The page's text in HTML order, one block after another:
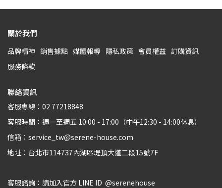
關於我們
品牌精神 銷售據點 媒體報導 隱私政策 會員權益 訂購資訊
服務條款
聯絡資訊
客服專線：02 77218848
客服時間：週一至週五 10:00 - 17:00（中午12:30 - 14:00休息）
信箱：service_tw@serene-house.com
地址：台北市114737內湖區堤頂大道二段15號7F
客服諮詢：請加入官方 LINE ID  @serenehouse